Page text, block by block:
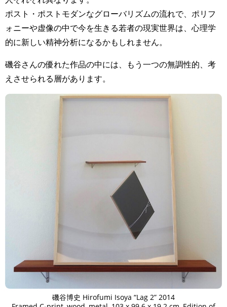
ポスト・ポストモダンなグローバリズムの流れで、ポリフ
ォニーや虚像の中で今を生きる若者の現実世界は、心理学
的に新しい精神分析になるかもしれません。
磯谷さんの優れた作品の中には、もう一つの無調性的、考
えさせられる層があります。
磯谷博史 Hirofumi Isoya “Lag 2” 2014